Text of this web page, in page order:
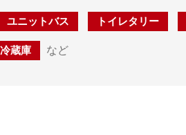
ユニットバス トイレタリー
冷蔵庫 など